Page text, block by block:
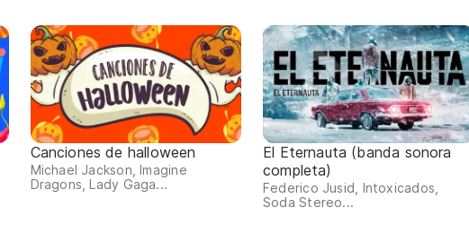
Canciones de halloween
Michael Jackson, Imagine
Dragons, Lady Gaga...
El Eternauta (banda sonora
completa)
Federico Jusid, Intoxicados,
Soda Stereo...